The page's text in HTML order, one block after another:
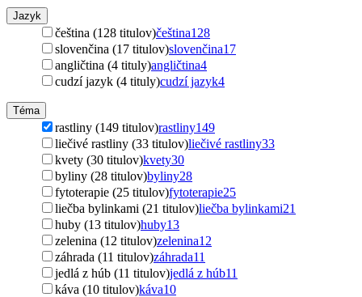
Jazyk
čeština (128 titulov)čeština128
slovenčina (17 titulov)slovenčina17
angličtina (4 tituly)angličtina4
cudzí jazyk (4 tituly)cudzí jazyk4
Téma
rastliny (149 titulov)rastliny149
liečivé rastliny (33 titulov)liečivé rastliny33
kvety (30 titulov)kvety30
byliny (28 titulov)byliny28
fytoterapie (25 titulov)fytoterapie25
liečba bylinkami (21 titulov)liečba bylinkami21
huby (13 titulov)huby13
zelenina (12 titulov)zelenina12
záhrada (11 titulov)záhrada11
jedlá z húb (11 titulov)jedlá z húb11
káva (10 titulov)káva10